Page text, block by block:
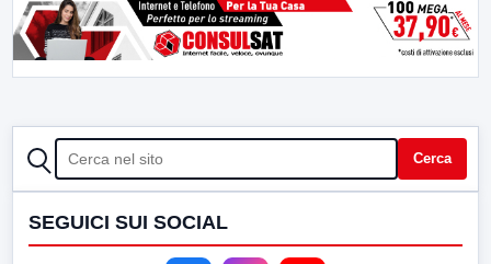
CERCA Cerca
SEGUICI SUI SOCIAL